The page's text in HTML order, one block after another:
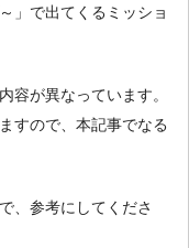
」で出てくるミッショ
容が異なっています。
すので、本記事でなる
、参考にしてくださ